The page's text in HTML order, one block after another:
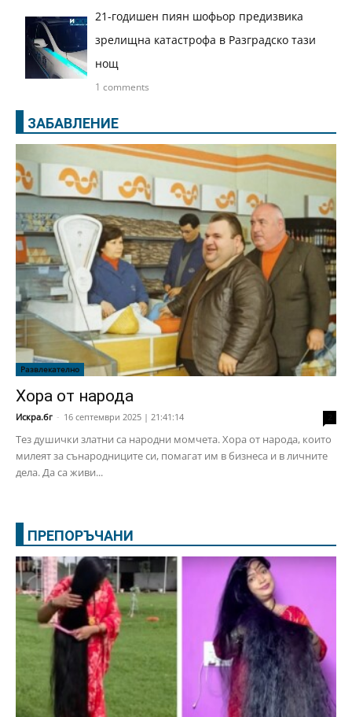
21-годишен пиян шофьор предизвика
зрелищна катастрофа в Разградско тази
нощ
1 comments
ЗАБАВЛЕНИЕ
Развлекателно
Хора от народа
Искра.бг - 16 септември 2025 | 21:41:14
Тез душички златни са народни момчета. Хора от народа, които
милеят за сънародниците си, помагат им в бизнеса и в личните
дела. Да са живи...
ПРЕПОРЪЧАНИ